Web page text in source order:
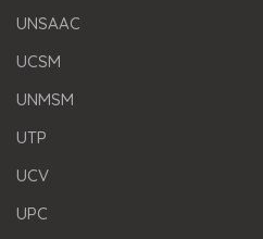
UNSAAC
UCSM
UNMSM
UTP
UCV
UPC